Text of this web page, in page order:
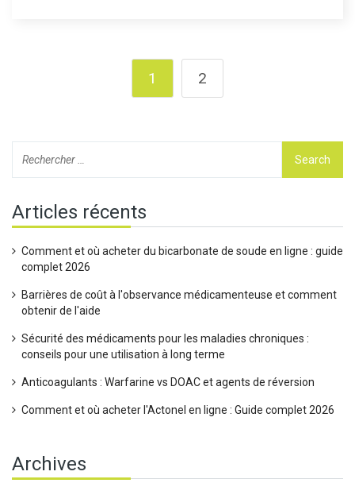
1 2
Articles récents
Comment et où acheter du bicarbonate de soude en ligne : guide
complet 2026
Barrières de coût à l'observance médicamenteuse et comment
obtenir de l'aide
Sécurité des médicaments pour les maladies chroniques :
conseils pour une utilisation à long terme
Anticoagulants : Warfarine vs DOAC et agents de réversion
Comment et où acheter l'Actonel en ligne : Guide complet 2026
Archives